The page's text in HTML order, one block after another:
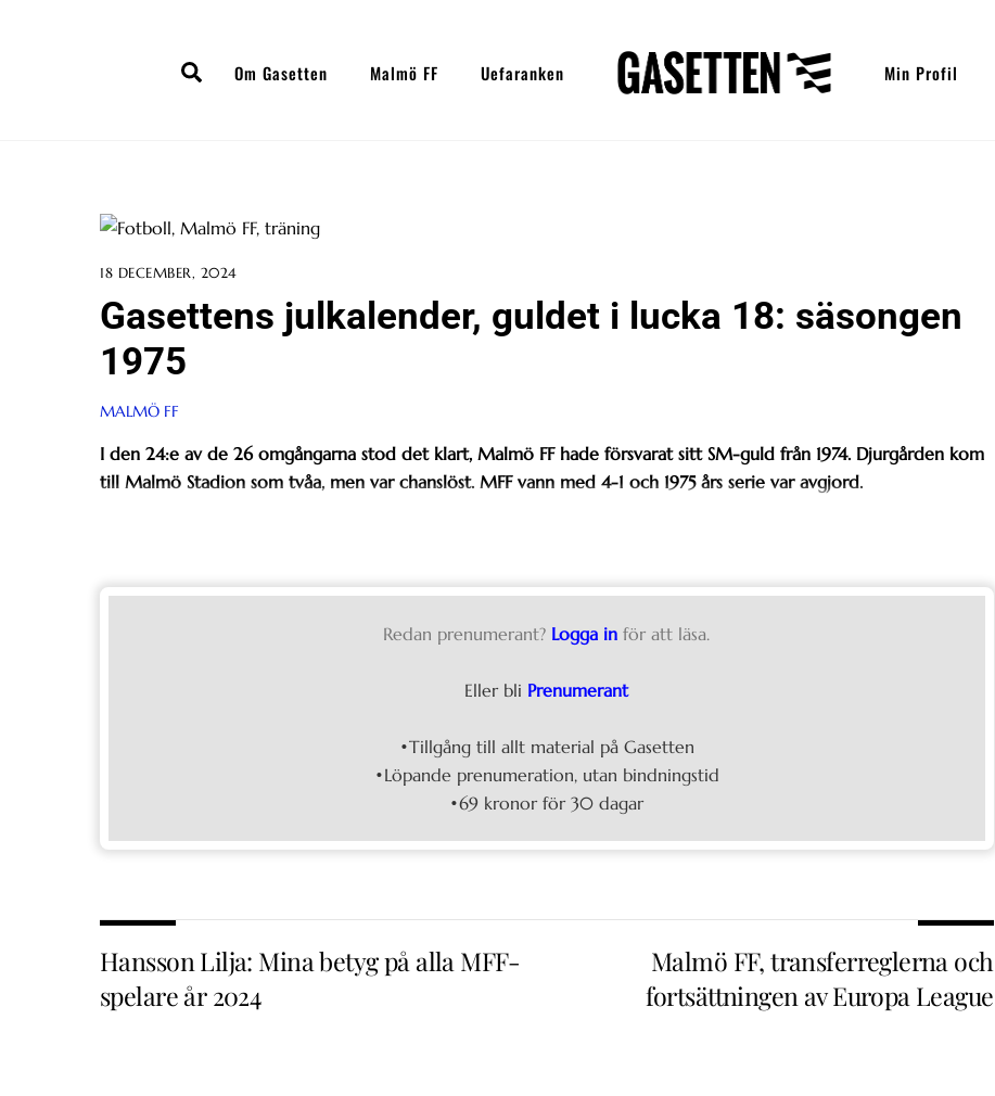
SearchOm Gasetten Malmö FF Uefaranken Min Profil
18 DECEMBER, 2024
Gasettens julkalender, guldet i lucka 18: säsongen
1975
MALMÖ FF
I den 24:e av de 26 omgångarna stod det klart, Malmö FF hade försvarat sitt SM-guld från 1974. Djurgården kom
till Malmö Stadion som tvåa, men var chanslöst. MFF vann med 4-1 och 1975 års serie var avgjord.
Redan prenumerant? Logga in för att läsa.
Eller bli Prenumerant
•Tillgång till allt material på Gasetten
•Löpande prenumeration, utan bindningstid
•69 kronor för 30 dagar
Hansson Lilja: Mina betyg på alla MFF-
spelare år 2024
Malmö FF, transferreglerna och
fortsättningen av Europa League